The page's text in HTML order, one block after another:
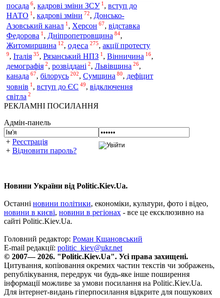
посада 6, кадрові зміни ЗСУ 1 , вступ до
НАТО 1, кадрові зміни 72, Донсько-
Азовський канал 1 , Херсон 67, відставка
Федорова 1 , Дніпропетровщина 84,
Житомирщина 12, одеса 275, акції протесту
9, Італія 35, Рязанський НПЗ 1 , Вінничина 16,
демографія 2, розвіддані 2, Львівщина 26,
канада 67, білорусь 202, Сумщина 80, дефіцит
човнів 1 , вступ до ЄС 49, відключення
світла 2
РЕКЛАМНІ ПОСИЛАННЯ
Адмін-панель
+ Реєстрація
+ Відновити пароль?
Новини України від Politic.Kiev.Ua.
Останні новини політики, економіки, культури, фото і відео,
новини в києві, новини в регіонах - все це ексклюзивно на
сайті Politic.Kiev.Ua.
Головний редактор: Роман Кшановський
E-mail редакції: politic_kiev@ukr.net
© 2007— 2026. "Politic.Kiev.Ua". Усі права захищені.
Цитування, копіювання окремих частин текстів чи зображень,
републікування, передрук чи будь-яке інше поширення
інформації можливе за умови посилання на Politic.Kiev.Ua.
Для інтернет-видань гіперпосилання відкрите для пошукових